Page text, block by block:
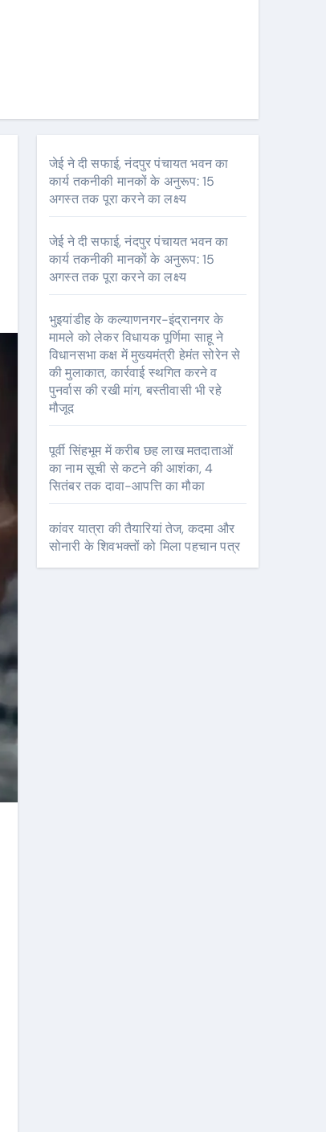
जेई ने दी सफाई, नंदपुर पंचायत भवन का
कार्य तकनीकी मानकों के अनुरूप: 15
अगस्त तक पूरा करने का लक्ष्य
जेई ने दी सफाई, नंदपुर पंचायत भवन का
कार्य तकनीकी मानकों के अनुरूप: 15
अगस्त तक पूरा करने का लक्ष्य
भुइयांडीह के कल्याणनगर-इंद्रानगर के
मामले को लेकर विधायक पूर्णिमा साहू ने
विधानसभा कक्ष में मुख्यमंत्री हेमंत सोरेन से
की मुलाकात, कार्रवाई स्थगित करने व
पुनर्वास की रखी मांग, बस्तीवासी भी रहे
मौजूद
पूर्वी सिंहभूम में करीब छह लाख मतदाताओं
का नाम सूची से कटने की आशंका, 4
सितंबर तक दावा-आपत्ति का मौका
कांवर यात्रा की तैयारियां तेज, कदमा और
सोनारी के शिवभक्तों को मिला पहचान पत्र